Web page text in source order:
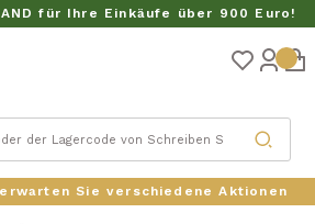
für Ihre Einkäufe über 900 Euro!
zurück
Sie verschiedene Aktionen